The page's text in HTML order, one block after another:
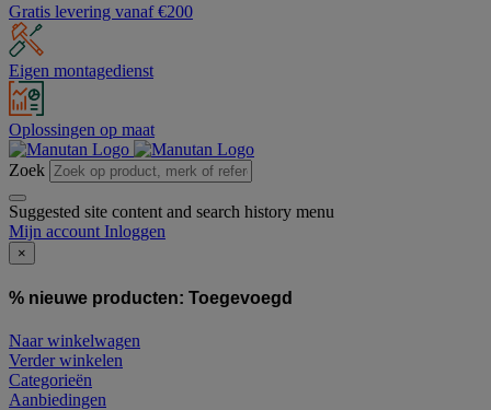
Gratis levering vanaf €200
Eigen montagedienst
Oplossingen op maat
Zoek
Suggested site content and search history menu
Mijn account Inloggen
×
% nieuwe producten: Toegevoegd
Naar winkelwagen
Verder winkelen
Categorieën
Aanbiedingen